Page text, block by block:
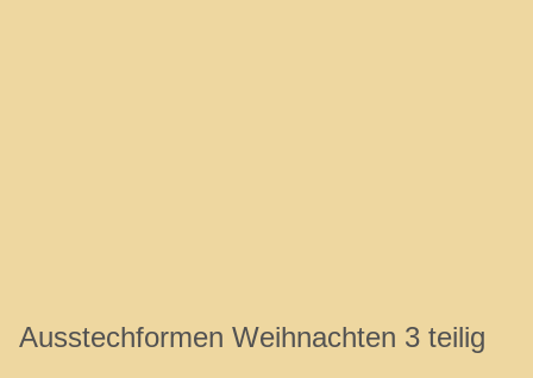
Ausstechformen Weihnachten 3 teilig